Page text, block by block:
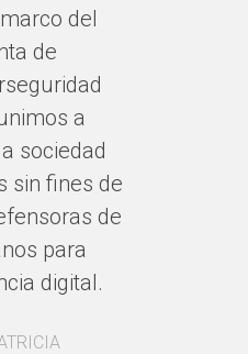
del
de
a
sociedad
sin fines de
de
para
digital.